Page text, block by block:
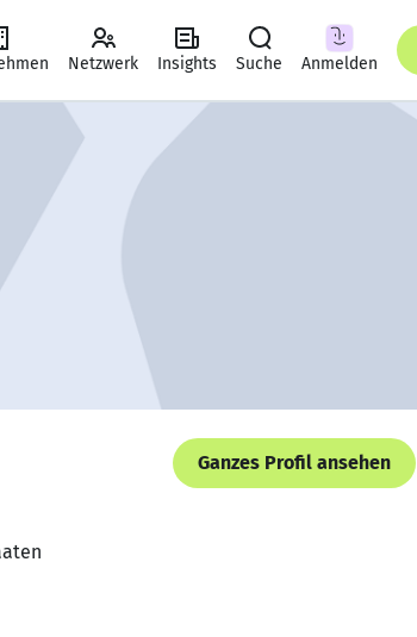
Netzwerk Insights Suche Anmelden
Ganzes Profil ansehen